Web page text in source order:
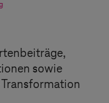
sowie